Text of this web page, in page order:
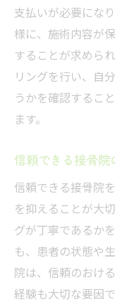
岐阜県大垣
用する方法
健康保険
事前予約
接骨院で
健康保険
保険を使
健康保険が
骨折や捻
慢性痛へ
リハビリ
支払いが必要にな
様に、施術内容が
することが求めら
リングを行い、自
うかを確認するこ
ます。
信頼できる接骨院
信頼できる接骨院
を抑えることが大
グが丁寧であるか
も、患者の状態や
院は、信頼のおけ
経験も大切な要因